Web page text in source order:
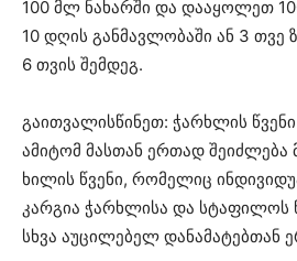
100 მლ ნახარში და დააყოლეთ
10 დღის განმავლობაში ან 3 თვე
6 თვის შემდეგ.
გაითვალისწინეთ: ჭარხლის
ამიტომ მასთან ერთად
ხილის წვენი, რომელიც
კარგია ჭარხლისა და სტაფილოს
სხვა აუცილებელ დანამატებთან